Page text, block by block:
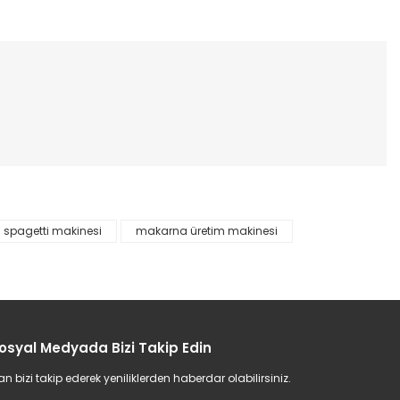
spagetti makinesi
makarna üretim makinesi
Medyada Bizi Takip Edin
bizi takip ederek yeniliklerden haberdar olabilirsiniz.